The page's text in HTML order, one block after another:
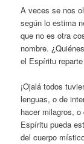
A veces se nos
según lo estima
que no es otra
nombre.
el Espíritu
¡Ojalá todos
lenguas, o de
hacer milagros,
Espíritu pueda
del cuerpo